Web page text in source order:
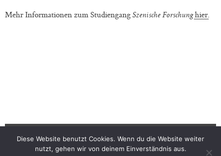
Mehr Informationen zum StudiengangSzenische Forschunghier.
Diese Website benutzt Cookies. Wenn du die Website weiter
nutzt, gehen wir von deinem Einverständnis aus.